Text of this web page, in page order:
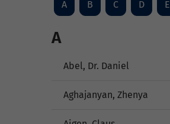
A B C D E
A
Abel, Dr. Daniel
Aghajanyan, Zhenya